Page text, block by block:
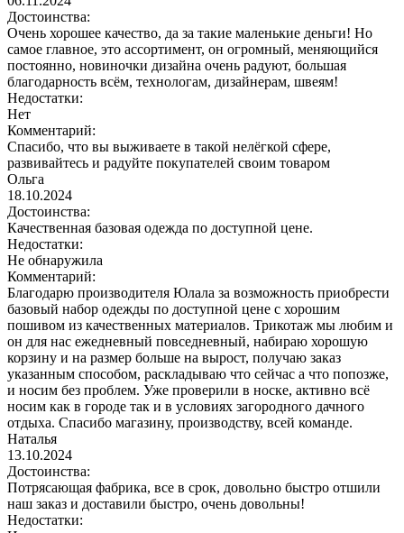
Достоинства:
Очень хорошее качество, да за такие маленькие деньги! Но
самое главное, это ассортимент, он огромный, меняющийся
постоянно, новиночки дизайна очень радуют, большая
благодарность всём, технологам, дизайнерам, швеям!
Недостатки:
Нет
Комментарий:
Спасибо, что вы выживаете в такой нелёгкой сфере,
развивайтесь и радуйте покупателей своим товаром
Ольга
18.10.2024
Достоинства:
Качественная базовая одежда по доступной цене.
Недостатки:
Не обнаружила
Комментарий:
Благодарю производителя Юлала за возможность приобрести
базовый набор одежды по доступной цене с хорошим
пошивом из качественных материалов. Трикотаж мы любим и
он для нас ежедневный повседневный, набираю хорошую
корзину и на размер больше на вырост, получаю заказ
указанным способом, раскладываю что сейчас а что попозже,
и носим без проблем. Уже проверили в носке, активно всё
носим как в городе так и в условиях загородного дачного
отдыха. Спасибо магазину, производству, всей команде.
Наталья
13.10.2024
Достоинства:
Потрясающая фабрика, все в срок, довольно быстро отшили
наш заказ и доставили быстро, очень довольны!
Недостатки: